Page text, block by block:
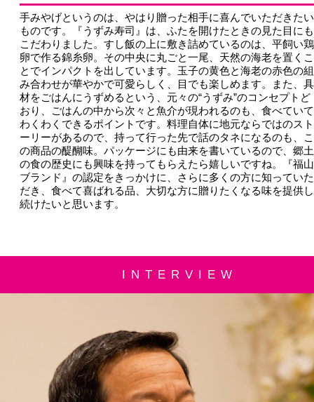
手みやげというのは、やはり贈った相手に喜んでいただきたい
ものです。『うずみ寿司』は、ふたを開けたときの見た目にも
こだわりました。すし飯の上に敷き詰めているのは、平飼い鶏
卵で作る錦糸卵。その中央に丸ごと一尾、天然の海老を置くこ
とでインパクトを出しています。玉子の黄色と海老の赤色の組
み合わせが華やかで可愛らしく、目でも楽しめます。また、具
材をごはんにうずめるという、元々の“うずみ”のコンセプトど
おり、ごはんの中から次々と魚介が現われるのも、食べていて
わくわくできるポイントです。料理自体に地元ならではのスト
ーリーがあるので、持って行った先で話のタネになるのも、こ
の商品の醍醐味。パッケージにも由来を書いているので、郷土
の食の歴史にも興味を持ってもらえたら嬉しいですね。『福山
ブランド』の認定をきっかけに、さらに多くの方に知っていた
だき、食べて喜ばれる品、大切な方に贈りたくなる味を提供し
続けたいと思います。
INTERVIEW